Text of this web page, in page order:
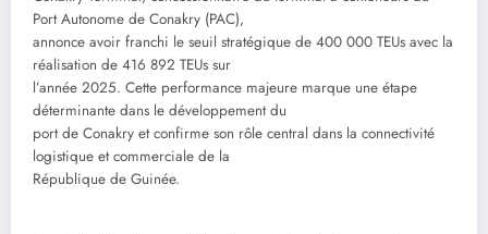
Port Autonome de Conakry (PAC),
annonce avoir franchi le seuil stratégique de 400 000 TEUs avec la
réalisation de 416 892 TEUs sur
l’année 2025. Cette performance majeure marque une étape
déterminante dans le développement du
port de Conakry et confirme son rôle central dans la connectivité
logistique et commerciale de la
République de Guinée.